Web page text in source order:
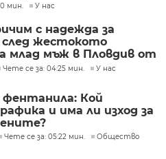
мин. У нас
с надежда за
след жестокото
млад мъж в Пловдив от
Чете се за: 04:25 мин. У нас
фентанила: Кой
и има ли изход за
Чете се за: 05:22 мин. Общество